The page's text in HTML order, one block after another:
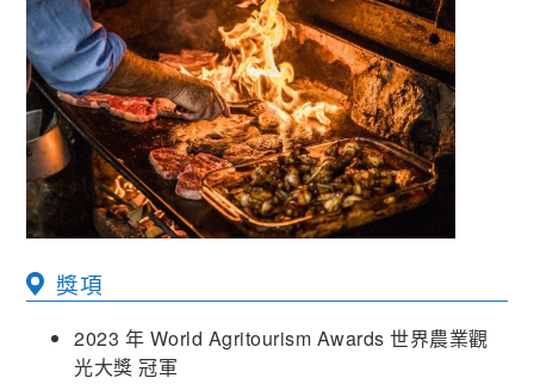
獎項
2023 年 World Agritourism Awards 世界農業觀
光大獎 冠軍